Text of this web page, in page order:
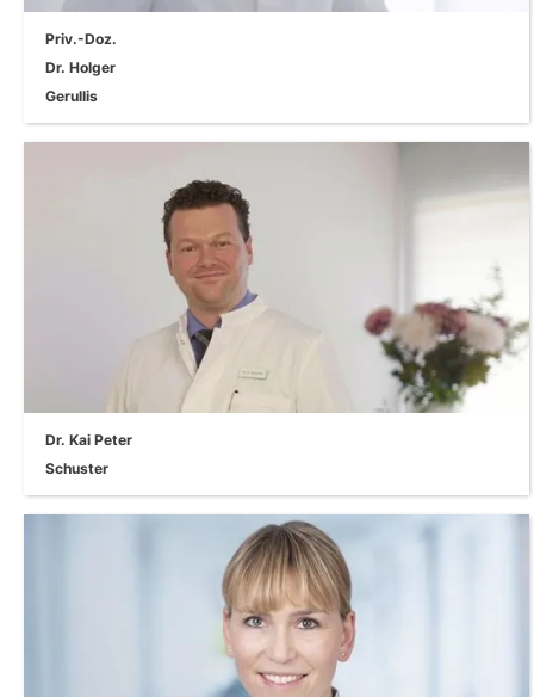
Priv.-Doz.
Dr. Holger
Gerullis
Dr. Kai Peter
Schuster